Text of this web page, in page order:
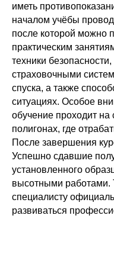
иметь
началом учёбы
после которой можно
практическим
техники
страховочными
спуска, а также
ситуациях. Особое
обучение проходит
полигонах, где
После завершения
Успешно сдавшие
установленного
высотными работами.
специалисту
развиваться
Я даюсогласие на
персональных данныхв
Политикой